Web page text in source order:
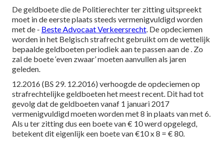
De geldboete die de Politierechter ter zitting uitspreekt
moet in de eerste plaats steeds vermenigvuldigd worden
met de - Beste Advocaat Verkeersrecht. De opdeciemen
worden in het Belgisch strafrecht gebruikt om de wettelijk
bepaalde geldboeten periodiek aan te passen aan de . Zo
zal de boete ‘even zwaar’ moeten aanvullen als jaren
geleden.
12.2016 (BS 29. 12.2016) verhoogde de opdeciemen op
strafrechtelijke geldboeten het meest recent. Dit had tot
gevolg dat de geldboeten vanaf 1 januari 2017
vermenigvuldigd moeten worden met 8 in plaats van met 6.
Als u ter zitting dus een boete van € 10 werd opgelegd,
betekent dit eigenlijk een boete van €10 x 8 = € 80.